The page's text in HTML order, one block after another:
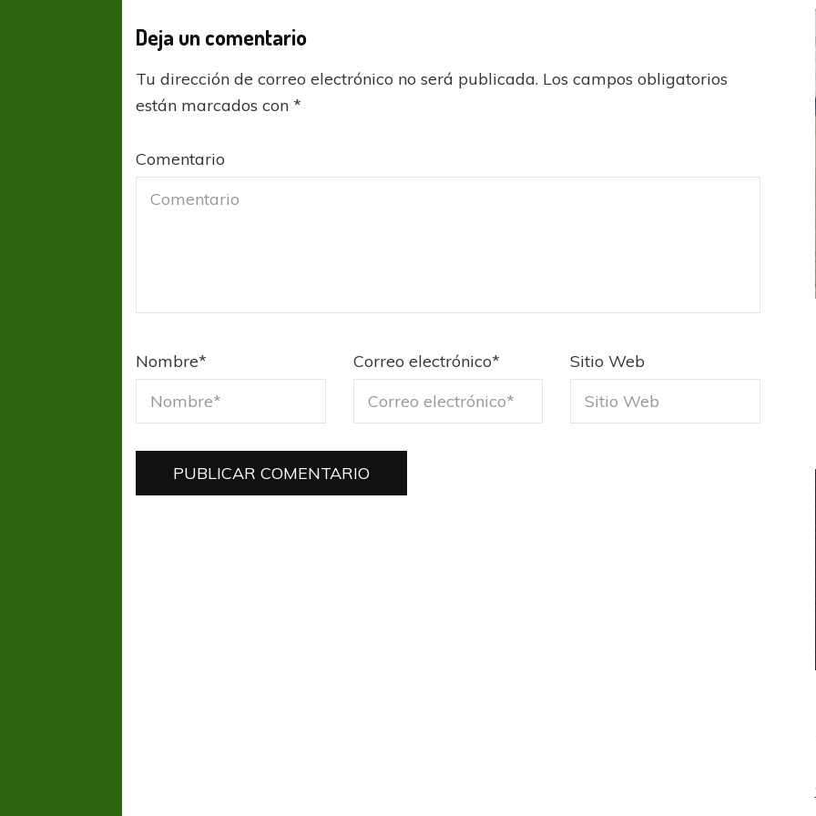
Deja un comentario
Tu dirección de correo electrónico no será publicada. Los campos obligatorios
están marcados con*
Comentario
Nombre* Correo electrónico* Sitio Web
REGIONAL AMATEUR
Ajustada caída de Verónica en Alejandro
REGIONAL AMATEUR
Verónica jugará ante Estrella del Sur en el
Federal
LIGA DE LA COSTA
Las campeonas festejaron ante su gente